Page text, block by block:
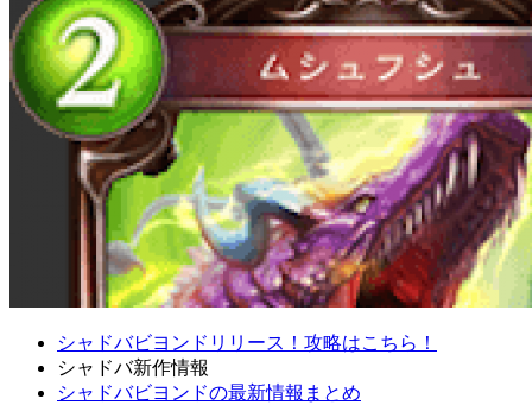
シャドバビヨンドリリース！攻略はこちら！
シャドバ新作情報
シャドバビヨンドの最新情報まとめ